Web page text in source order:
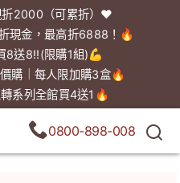
2000（可累折）❤️
現金，最高折6888！🔥
8送8!!(限購1組)💪
購｜每人限加購3盒🔥
系列全館買4送1🔥
0800-898-008